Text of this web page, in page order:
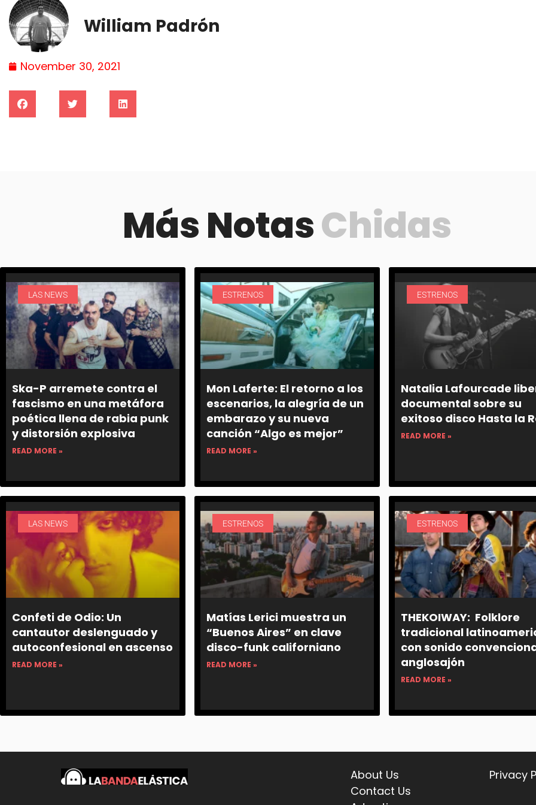
William Padrón
November 30, 2021
Más NotasChidas
LAS NEWS
Ska-P arremete contra el
fascismo en una metáfora
poética llena de rabia punk
y distorsión explosiva
READ MORE »
ESTRENOS
Mon Laferte: El retorno a los
escenarios, la alegría de un
embarazo y su nueva
canción “Algo es mejor”
READ MORE »
ESTRENOS
Natalia Lafourcade
documental sobre su
exitoso disco Hasta la
READ MORE »
LAS NEWS
Confeti de Odio: Un
cantautor deslenguado y
autoconfesional en ascenso
READ MORE »
ESTRENOS
Matías Lerici muestra un
“Buenos Aires” en clave
disco-funk californiano
READ MORE »
ESTRENOS
THEKOIWAY: Folklore
tradicional
con sonido
anglosajón
READ MORE »
About Us
Contact Us
Privacy